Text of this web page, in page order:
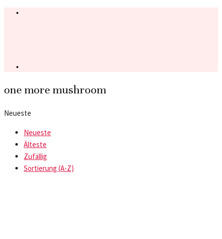
one more mushroom
Neueste
Neueste
Älteste
Zufällig
Sortierung (A-Z)